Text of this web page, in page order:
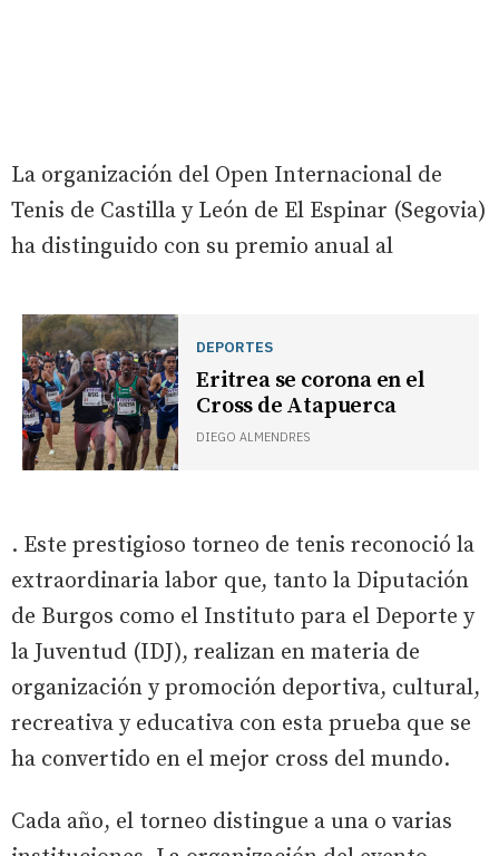
La organización del Open Internacional de
Tenis de Castilla y León de El Espinar (Segovia)
ha distinguido con su premio anual al
DEPORTES
Eritrea se corona en el
Cross de Atapuerca
DIEGO ALMENDRES
. Este prestigioso torneo de tenis reconoció la
extraordinaria labor que, tanto la Diputación
de Burgos como el Instituto para el Deporte y
la Juventud (IDJ), realizan en materia de
organización y promoción deportiva, cultural,
recreativa y educativa con esta prueba que se
ha convertido en el mejor cross del mundo.
Cada año, el torneo distingue a una o varias